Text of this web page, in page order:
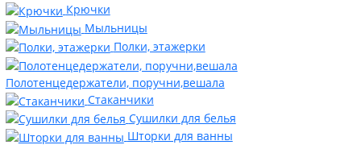
Крючки
Мыльницы
Полки, этажерки
Полотенцедержатели, поручни,вешала
Стаканчики
Сушилки для белья
Шторки для ванны